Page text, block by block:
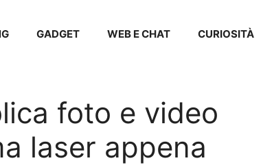
GADGET WEB E CHAT CURIOSITÀ
foto e video
laser appena